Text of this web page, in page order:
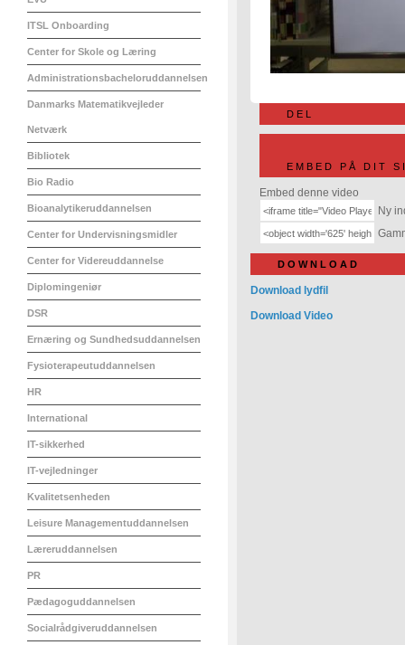
ITSL Onboarding
Center for Skole og Læring
Administrationsbacheloruddannelsen
Danmarks Matematikvejleder
Netværk
Bibliotek
Bio Radio
Bioanalytikeruddannelsen
Center for Undervisningsmidler
Center for Videreuddannelse
Diplomingeniør
DSR
Ernæring og Sundhedsuddannelsen
Fysioterapeutuddannelsen
HR
International
IT-sikkerhed
IT-vejledninger
Kvalitetsenheden
Leisure Managementuddannelsen
Læreruddannelsen
PR
Pædagoguddannelsen
Socialrådgiveruddannelsen
DEL
EMBED PÅ DIT
Embed denne video
Ny
DOWNLOAD
Download lydfil
Download Video